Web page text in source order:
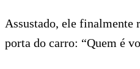
Assustado, ele finalmente
porta do carro: “Quem é